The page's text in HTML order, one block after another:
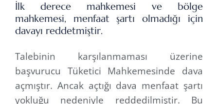
İlk derece mahkemesi ve bölge
mahkemesi, menfaat şartı olmadığı için
davayı reddetmiştir.
Talebinin karşılanmaması üzerine
başvurucu Tüketici Mahkemesinde dava
açmıştır. Ancak açtığı dava menfaat şartı
yokluğu nedeniyle reddedilmiştir. Bu